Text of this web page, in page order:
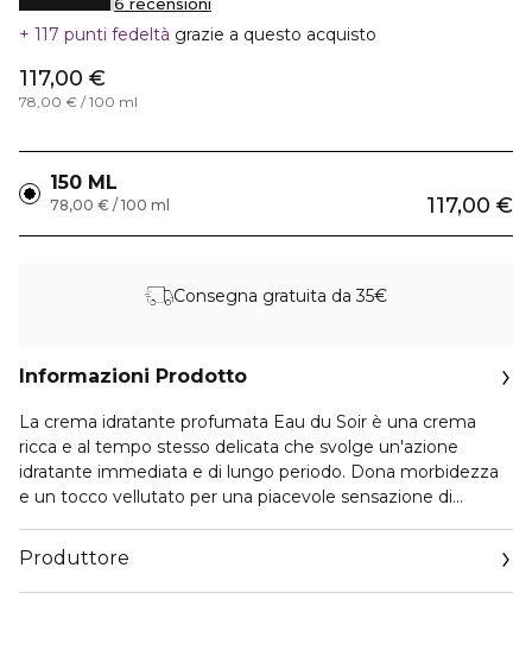
117 punti fedeltà grazie a questo acquisto
117,00 €
78,00 € / 100 ml
150 ML
117,00 €
78,00 € / 100 ml
Consegna gratuita da 35€
Informazioni Prodotto
La crema idratante profumata Eau du Soir è una crema
ricca e al tempo stesso delicata che svolge un'azione
idratante immediata e di lungo periodo. Dona morbidezza
e un tocco vellutato per una piacevole sensazione di
profumo dalle note di Eau du Soir. Penetra facilmente e
permette di rivestirsi rapidamente dopo l'applicazione.
Produttore